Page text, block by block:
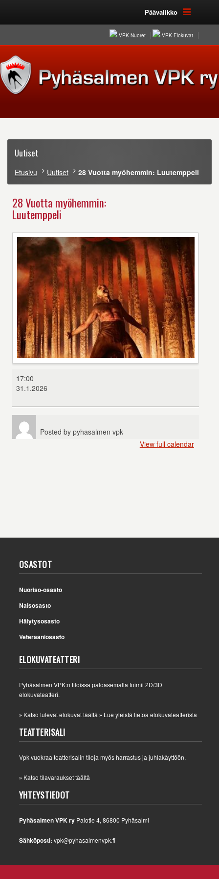
Päävalikko
VPK Nuoret VPK Elokuvat
Uutiset
Etusivu Uutiset 28 Vuotta myöhemmin: Luutemppeli
28 Vuotta myöhemmin:
Luutemppeli
Vuotta
myöhemmin:
17:00
31.1.2026
Posted by pyhasalmen vpk
View full calendar
OSASTOT
Nuoriso-osasto
Naisosasto
Hälytysosasto
Veteraaniosasto
ELOKUVATEATTERI
Pyhäsalmen VPK:n tiloissa paloasemalla toimii 2D/3D
elokuvateatteri.
» Katso tulevat elokuvat täältä » Lue yleistä tietoa elokuvateatterista
TEATTERISALI
Vpk vuokraa teatterisalin tiloja myös harrastus ja juhlakäyttöön.
» Katso tilavaraukset täältä
YHTEYSTIEDOT
Pyhäsalmen VPK ry Palotie 4, 86800 Pyhäsalmi
Sähköposti: vpk@pyhasalmenvpk.fi